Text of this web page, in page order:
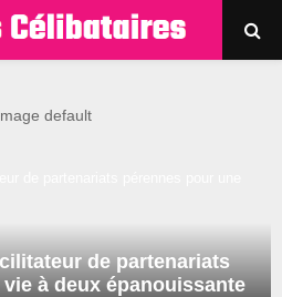
de partenariats
à deux épanouissante